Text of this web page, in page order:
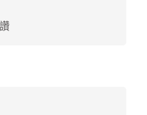
）
原訂單費用總計時，訂
)
後不得辦理取消退款。